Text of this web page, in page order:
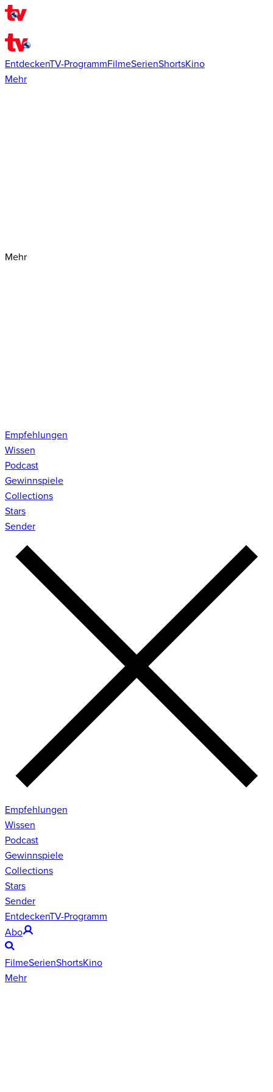
EntdeckenTV-ProgrammFilmeSerienShortsKino
Mehr
Mehr
Empfehlungen
Wissen
Podcast
Gewinnspiele
Collections
Stars
Sender
Empfehlungen
Wissen
Podcast
Gewinnspiele
Collections
Stars
Sender
EntdeckenTV-Programm
Abo
FilmeSerienShortsKino
Mehr